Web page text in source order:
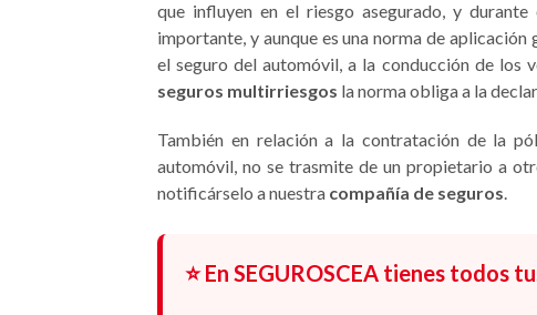
que influyen en el riesgo asegurado, y
importante, y aunque es una norma de
el seguro del automóvil, a la conducción de los
seguros multirriesgos la norma obliga a la
También en relación a la contratación de la
automóvil, no se trasmite de un propietario a
notificárselo a nuestra compañía de seguros.
⭐ En SEGUROSCEA tienes todos